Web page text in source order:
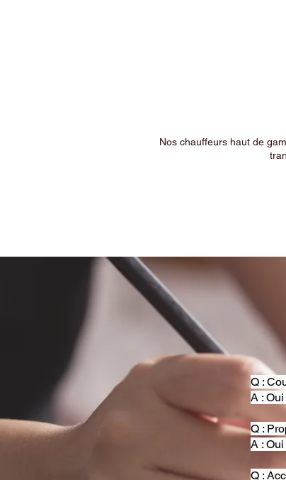
Nos chauffeurs haut de
Q :
A :
Q :
A :
Q :